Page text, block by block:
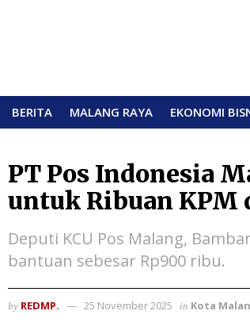
BERITA MALANG RAYA EKONOMI
PT Pos Indonesia
untuk Ribuan KPM
Deputi KCU Pos Malang,
bantuan sebesar Rp900 ribu.
by REDMP. 25 November 2025 in Kota